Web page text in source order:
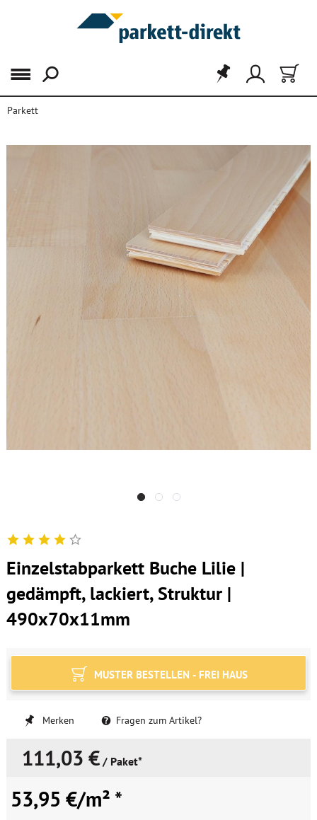
Menü
Parkett
Einzelstabparkett Buche Lilie |
gedämpft, lackiert, Struktur |
490x70x11mm
MUSTER BESTELLEN - FREI HAUS
Merken Fragen zum Artikel?
111,03 € / Paket*
53,95 €/m² *